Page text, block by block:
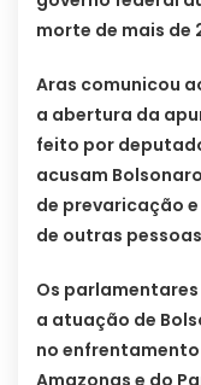
morte de mais de
Aras comunicou
a abertura da
feito por
acusam
de prevaricação
de outras
Os
a atuação de
no